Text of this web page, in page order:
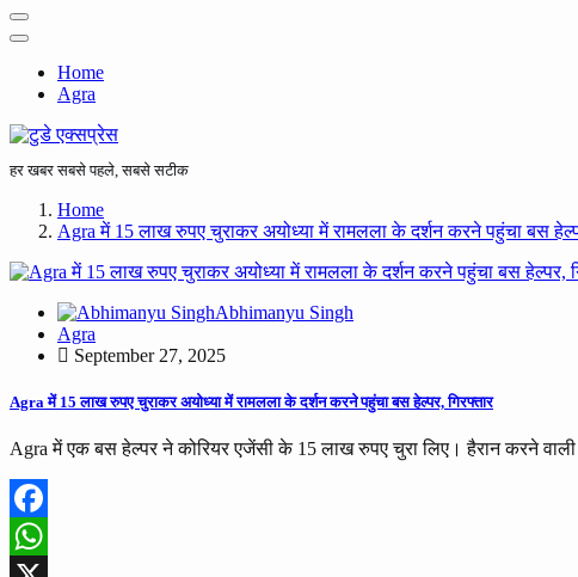
Home
Agra
हर खबर सबसे पहले, सबसे सटीक
Home
Agra में 15 लाख रुपए चुराकर अयोध्या में रामलला के दर्शन करने पहुंचा बस
Abhimanyu Singh
Agra
September 27, 2025
Agra में 15 लाख रुपए चुराकर अयोध्या में रामलला के दर्शन करने पहुंचा बस हेल्पर, गिरफ्तार
Agra में एक बस हेल्पर ने कोरियर एजेंसी के 15 लाख रुपए चुरा लिए। हैरान करने
Facebook